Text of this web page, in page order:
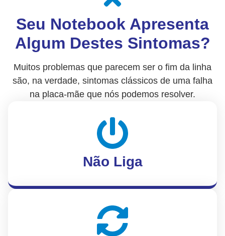
Seu Notebook Apresenta
Algum Destes Sintomas?
Muitos problemas que parecem ser o fim da linha
são, na verdade, sintomas clássicos de uma falha
na placa-mãe que nós podemos resolver.
Não Liga